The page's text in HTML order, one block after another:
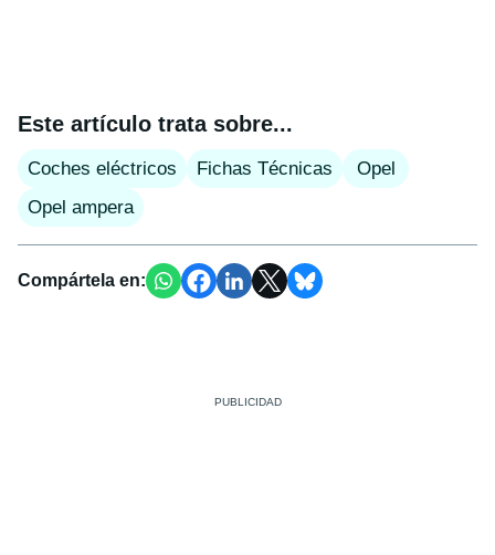
Este artículo trata sobre...
Coches eléctricos Fichas Técnicas
Opel
Opel ampera
Compártela en: